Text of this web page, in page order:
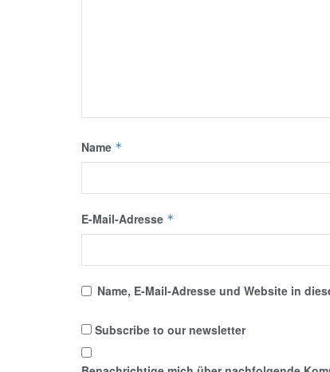
Name *
E-Mail-Adresse *
Name, E-Mail-Adresse und Website in
Subscribe to our newsletter